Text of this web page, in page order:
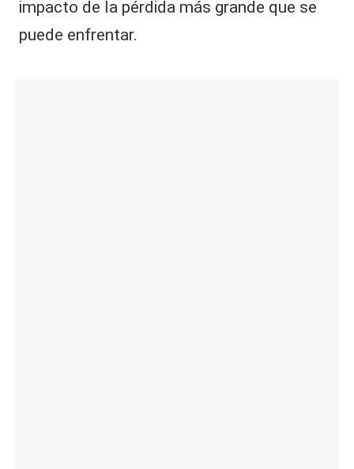
impacto de la pérdida más grande que se
puede enfrentar.